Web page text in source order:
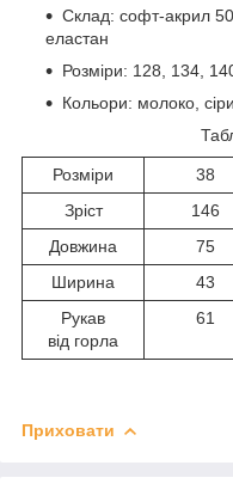
Склад: софт-акрил
еластан
Розміри: 128, 134,
Кольори: молоко,
Розміри 38
Зріст
146
Довжина
75
Ширина
43
Рукав
від горла
61
Приховати